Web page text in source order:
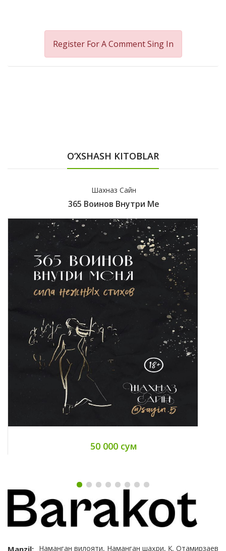
Register For A CommentSing In
O‘XSHASH KITOBLAR
Шахназ Сайн
365 Воинов Внутри Ме
50 000 сум
Manzil: Наманган вилояти, Наманган шаҳри, Қ. Отамирзаев